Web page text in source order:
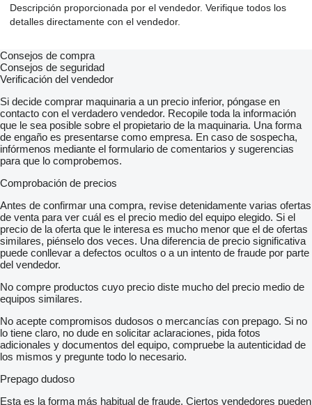
Descripción proporcionada por el vendedor. Verifique todos los
detalles directamente con el vendedor.
Consejos de compra
Consejos de seguridad
Verificación del vendedor
Si decide comprar maquinaria a un precio inferior, póngase en
contacto con el verdadero vendedor. Recopile toda la información
que le sea posible sobre el propietario de la maquinaria. Una forma
de engaño es presentarse como empresa. En caso de sospecha,
infórmenos mediante el formulario de comentarios y sugerencias
para que lo comprobemos.
Comprobación de precios
Antes de confirmar una compra, revise detenidamente varias ofertas
de venta para ver cuál es el precio medio del equipo elegido. Si el
precio de la oferta que le interesa es mucho menor que el de ofertas
similares, piénselo dos veces. Una diferencia de precio significativa
puede conllevar a defectos ocultos o a un intento de fraude por parte
del vendedor.
No compre productos cuyo precio diste mucho del precio medio de
equipos similares.
No acepte compromisos dudosos o mercancías con prepago. Si no
lo tiene claro, no dude en solicitar aclaraciones, pida fotos
adicionales y documentos del equipo, compruebe la autenticidad de
los mismos y pregunte todo lo necesario.
Prepago dudoso
Esta es la forma más habitual de fraude. Ciertos vendedores pueden